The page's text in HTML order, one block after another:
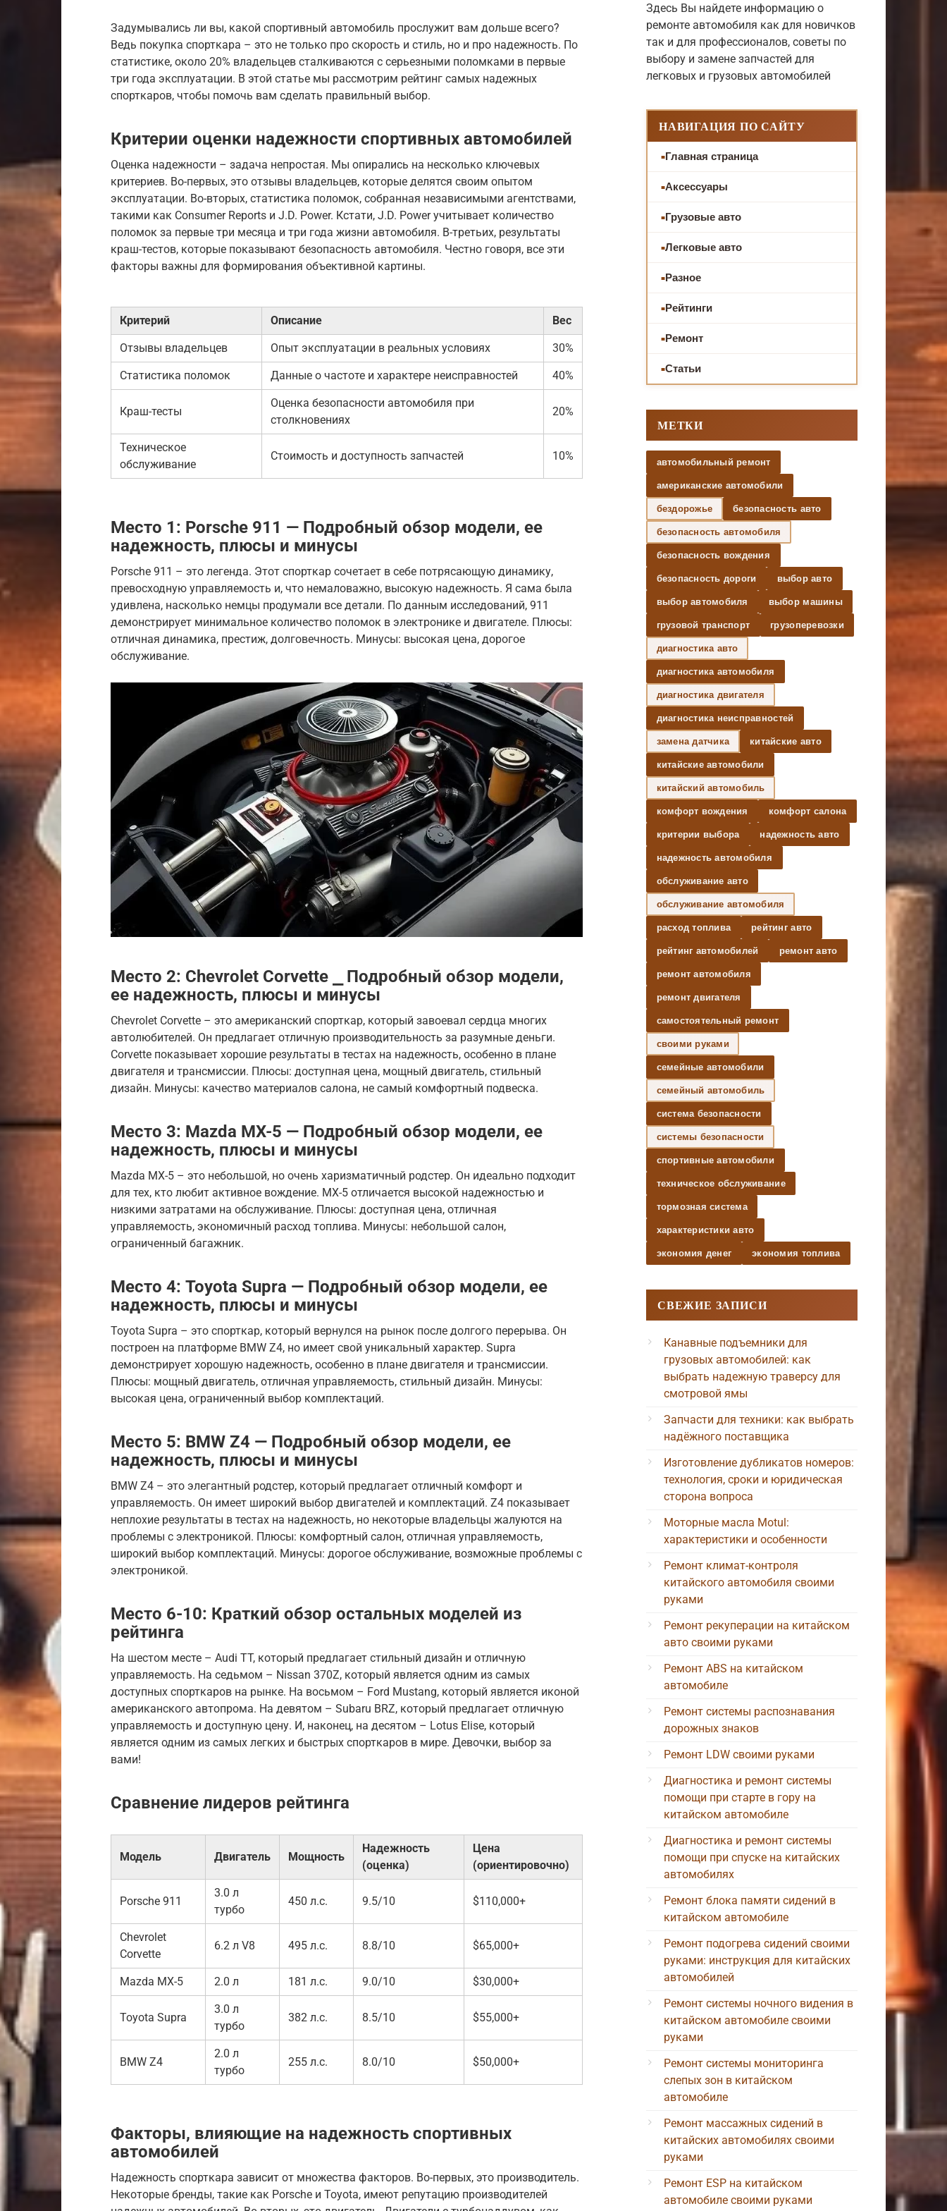
Задумывались ли вы, какой спортивный автомобиль прослужит вам дольше всего?
Ведь покупка спорткара – это не только про скорость и стиль, но и про надежность. По
статистике, около 20% владельцев сталкиваются с серьезными поломками в первые
три года эксплуатации. В этой статье мы рассмотрим рейтинг самых надежных
спорткаров, чтобы помочь вам сделать правильный выбор.
Критерии оценки надежности спортивных автомобилей
Оценка надежности – задача непростая. Мы опирались на несколько ключевых
критериев. Во-первых, это отзывы владельцев, которые делятся своим опытом
эксплуатации. Во-вторых, статистика поломок, собранная независимыми агентствами,
такими как Consumer Reports и J.D. Power. Кстати, J.D. Power учитывает количество
поломок за первые три месяца и три года жизни автомобиля. В-третьих, результаты
краш-тестов, которые показывают безопасность автомобиля. Честно говоря, все эти
факторы важны для формирования объективной картины.
Критерий Описание Вес
Отзывы владельцев Опыт эксплуатации в реальных условиях 30%
Статистика поломок Данные о частоте и характере неисправностей 40%
Краш-тесты
Оценка безопасности автомобиля при
столкновениях
20%
Техническое
обслуживание
Стоимость и доступность запчастей 10%
Место 1: Porsche 911 — Подробный обзор модели, ее
надежность, плюсы и минусы
Porsche 911 – это легенда. Этот спорткар сочетает в себе потрясающую динамику,
превосходную управляемость и, что немаловажно, высокую надежность. Я сама была
удивлена, насколько немцы продумали все детали. По данным исследований, 911
демонстрирует минимальное количество поломок в электронике и двигателе. Плюсы:
отличная динамика, престиж, долговечность. Минусы: высокая цена, дорогое
обслуживание.
Место 2: Chevrolet Corvette ⎯ Подробный обзор модели,
ее надежность, плюсы и минусы
Chevrolet Corvette – это американский спорткар, который завоевал сердца многих
автолюбителей. Он предлагает отличную производительность за разумные деньги.
Corvette показывает хорошие результаты в тестах на надежность, особенно в плане
двигателя и трансмиссии. Плюсы: доступная цена, мощный двигатель, стильный
дизайн. Минусы: качество материалов салона, не самый комфортный подвеска.
Место 3: Mazda MX-5 — Подробный обзор модели, ее
надежность, плюсы и минусы
Mazda MX-5 – это небольшой, но очень харизматичный родстер. Он идеально подходит
для тех, кто любит активное вождение. MX-5 отличается высокой надежностью и
низкими затратами на обслуживание. Плюсы: доступная цена, отличная
управляемость, экономичный расход топлива. Минусы: небольшой салон,
ограниченный багажник.
Место 4: Toyota Supra — Подробный обзор модели, ее
надежность, плюсы и минусы
Toyota Supra – это спорткар, который вернулся на рынок после долгого перерыва. Он
построен на платформе BMW Z4, но имеет свой уникальный характер. Supra
демонстрирует хорошую надежность, особенно в плане двигателя и трансмиссии.
Плюсы: мощный двигатель, отличная управляемость, стильный дизайн. Минусы:
высокая цена, ограниченный выбор комплектаций.
Место 5: BMW Z4 — Подробный обзор модели, ее
надежность, плюсы и минусы
BMW Z4 – это элегантный родстер, который предлагает отличный комфорт и
управляемость. Он имеет широкий выбор двигателей и комплектаций. Z4 показывает
неплохие результаты в тестах на надежность, но некоторые владельцы жалуются на
проблемы с электроникой. Плюсы: комфортный салон, отличная управляемость,
широкий выбор комплектаций. Минусы: дорогое обслуживание, возможные проблемы с
электроникой.
Место 6-10: Краткий обзор остальных моделей из
рейтинга
На шестом месте – Audi TT, который предлагает стильный дизайн и отличную
управляемость. На седьмом – Nissan 370Z, который является одним из самых
доступных спорткаров на рынке. На восьмом – Ford Mustang, который является иконой
американского автопрома. На девятом – Subaru BRZ, который предлагает отличную
управляемость и доступную цену. И, наконец, на десятом – Lotus Elise, который
является одним из самых легких и быстрых спорткаров в мире. Девочки, выбор за
вами!
Сравнение лидеров рейтинга
Модель Двигатель Мощность
Надежность
(оценка)
Цена
(ориентировочно)
Porsche 911
3.0 л
турбо
450 л.с. 9.5/10 $110,000+
Chevrolet
Corvette
6.2 л V8 495 л.с. 8.8/10 $65,000+
Mazda MX-5 2.0 л 181 л.с. 9.0/10 $30,000+
Toyota Supra
3.0 л
турбо
382 л.с. 8.5/10 $55,000+
BMW Z4
2.0 л
турбо
255 л.с. 8.0/10 $50,000+
Факторы, влияющие на надежность спортивных
автомобилей
Надежность спорткара зависит от множества факторов. Во-первых, это производитель.
Некоторые бренды, такие как Porsche и Toyota, имеют репутацию производителей
Здесь Вы найдете информацию о
ремонте автомобиля как для новичков
так и для профессионалов, советы по
выбору и замене запчастей для
легковых и грузовых автомобилей
НАВИГАЦИЯ ПО САЙТУ
Главная страница
Аксессуары
Грузовые авто
Легковые авто
Разное
Рейтинги
Ремонт
Статьи
МЕТКИ
автомобильный ремонт
американские автомобили
бездорожье безопасность авто
безопасность автомобиля
безопасность вождения
безопасность дороги выбор авто
выбор автомобиля выбор машины
грузовой транспорт грузоперевозки
диагностика авто
диагностика автомобиля
диагностика двигателя
диагностика неисправностей
замена датчика китайские авто
китайские автомобили
китайский автомобиль
комфорт вождения комфорт салона
критерии выбора надежность авто
надежность автомобиля
обслуживание авто
обслуживание автомобиля
расход топлива рейтинг авто
рейтинг автомобилей ремонт авто
ремонт автомобиля
ремонт двигателя
самостоятельный ремонт
своими руками
семейные автомобили
семейный автомобиль
система безопасности
системы безопасности
спортивные автомобили
техническое обслуживание
тормозная система
характеристики авто
экономия денег экономия топлива
СВЕЖИЕ ЗАПИСИ
Канавные подъемники для
грузовых автомобилей: как
выбрать надежную траверсу для
смотровой ямы
Запчасти для техники: как выбрать
надёжного поставщика
Изготовление дубликатов номеров:
технология, сроки и юридическая
сторона вопроса
Моторные масла Motul:
характеристики и особенности
Ремонт климат-контроля
китайского автомобиля своими
руками
Ремонт рекуперации на китайском
авто своими руками
Ремонт ABS на китайском
автомобиле
Ремонт системы распознавания
дорожных знаков
Ремонт LDW своими руками
Диагностика и ремонт системы
помощи при старте в гору на
китайском автомобиле
Диагностика и ремонт системы
помощи при спуске на китайских
автомобилях
Ремонт блока памяти сидений в
китайском автомобиле
Ремонт подогрева сидений своими
руками: инструкция для китайских
автомобилей
Ремонт системы ночного видения в
китайском автомобиле своими
руками
Ремонт системы мониторинга
слепых зон в китайском
автомобиле
Ремонт массажных сидений в
китайских автомобилях своими
руками
Ремонт ESP на китайском
автомобиле своими руками